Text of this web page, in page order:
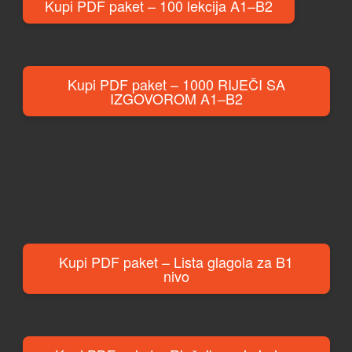
Kupi PDF paket – 100 lekcija A1–B2
Kupi PDF paket – 1000 RIJEČI SA
IZGOVOROM A1–B2
Kupi PDF paket – Lista glagola za B1
nivo